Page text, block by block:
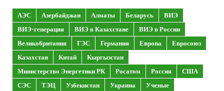
АЭС Азербайджан Алматы Беларусь
ВИЭ
ВИЭ-генерация
ВИЭ в Казахстане
ВИЭ в России
Великобритания
ГЭС Германия Европа
Евросоюз
Казахстан
Китай
Кыргызстан
Министерство Энергетики РК
Росатом Россия
США
СЭС
ТЭЦ Узбекистан Украина
Ученые